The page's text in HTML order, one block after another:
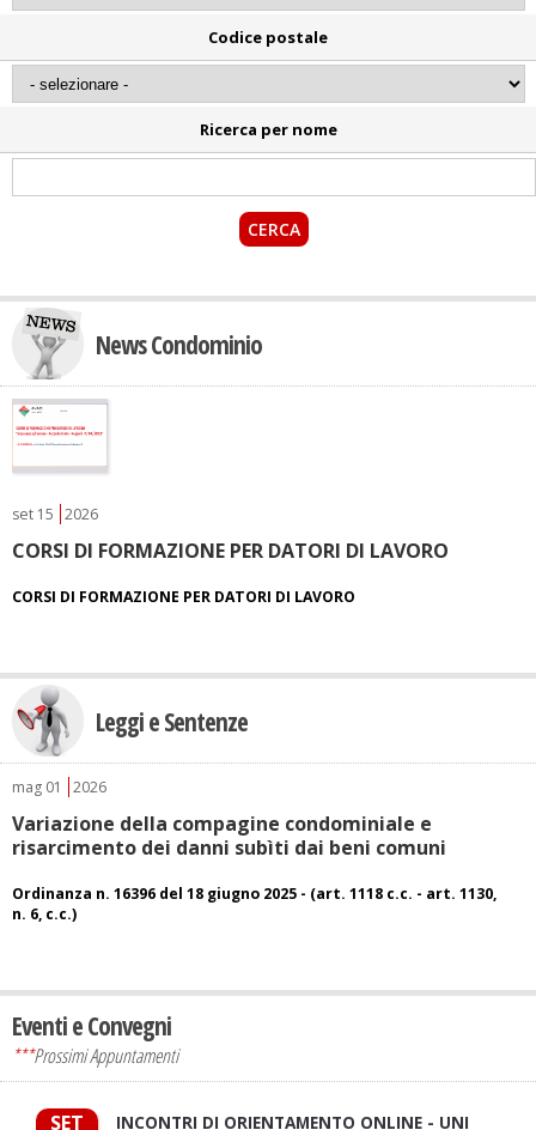
Codice postale
Ricerca per nome
News Condominio
set 15 2026
CORSI DI FORMAZIONE PER DATORI DI LAVORO
CORSI DI FORMAZIONE PER DATORI DI LAVORO
Leggi e Sentenze
mag 01 2026
Variazione della compagine condominiale e
risarcimento dei danni subìti dai beni comuni
Ordinanza n. 16396 del 18 giugno 2025 - (art. 1118 c.c. - art. 1130,
n. 6, c.c.)
Eventi e Convegni
***Prossimi Appuntamenti
SET INCONTRI DI ORIENTAMENTO ONLINE - UNI